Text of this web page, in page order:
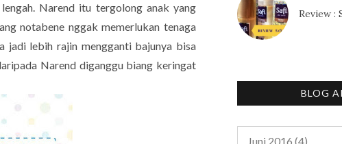
Narend itu tergolong anak yang
notabene nggak memerlukan tenaga
jadi lebih rajin mengganti bajunya bisa
Narend diganggu biang keringat
Review :
BLOG